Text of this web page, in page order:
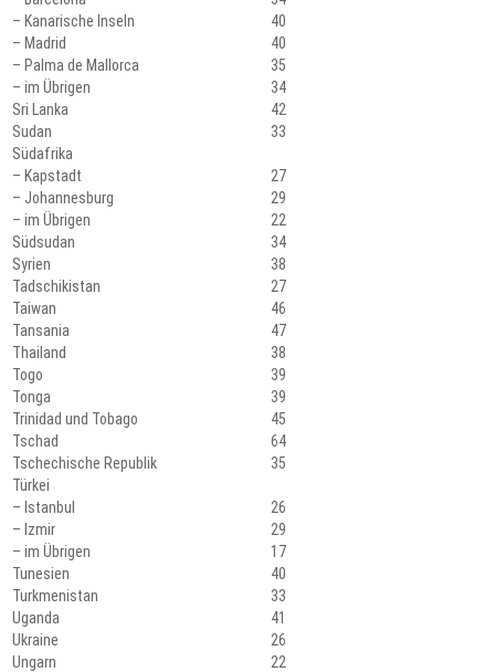
– Kanarische Inseln
40
– Madrid
40
– Palma de Mallorca
35
– im Übrigen
34
Sri Lanka
42
Sudan
33
Südafrika
– Kapstadt
27
– Johannesburg
29
– im Übrigen
22
Südsudan
34
Syrien
38
Tadschikistan
27
Taiwan
46
Tansania
47
Thailand
38
Togo
39
Tonga
39
Trinidad und Tobago
45
Tschad
64
Tschechische Republik
35
Türkei
– Istanbul
26
– Izmir
29
– im Übrigen
17
Tunesien
40
Turkmenistan
33
Uganda
41
Ukraine
26
Ungarn
22